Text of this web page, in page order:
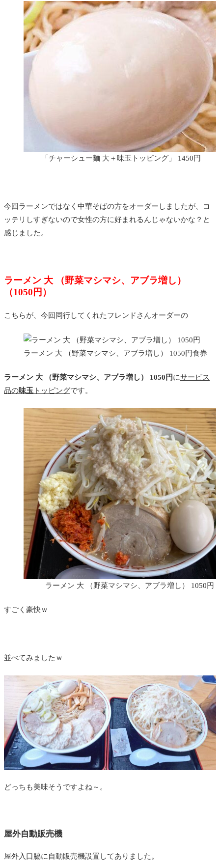
「チャーシュー麺 大＋味玉トッピング」 1450円
今回ラーメンではなく中華そばの方をオーダーしましたが、コ
ッテリしすぎないので女性の方に好まれるんじゃないかな？と
感じました。
ラーメン 大 （野菜マシマシ、アブラ増し）
（1050円）
こちらが、今回同行してくれたフレンドさんオーダーの
ラーメン 大 （野菜マシマシ、アブラ増し） 1050円食券
ラーメン 大 （野菜マシマシ、アブラ増し） 1050円にサービス
品の味玉 トッピングです。
ラーメン 大 （野菜マシマシ、アブラ増し） 1050円
すごく豪快ｗ
並べてみましたｗ
どっちも美味そうですよね～。
屋外自動販売機
屋外入口脇に自動販売機設置してありました。